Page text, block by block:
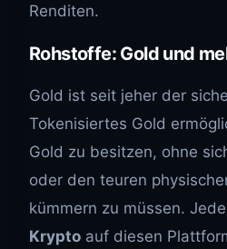
Renditen.
Rohstoffe: Gold und
Gold ist seit jeher der
Tokenisiertes Gold
Gold zu besitzen, ohne
oder den teuren
kümmern zu müssen.
Krypto auf diesen